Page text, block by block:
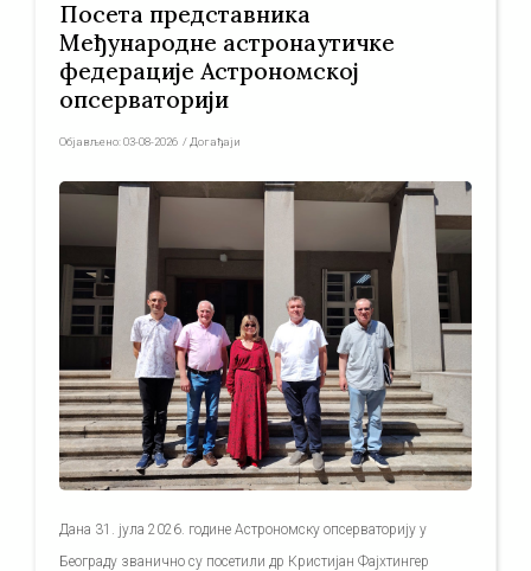
Посета представника
Међународне астронаутичке
федерације Астрономској
опсерваторији
Објављено:03-08-2026 / Догађаји
Дана 31. јула 2026. године Астрономску опсерваторију у
Београду званично су посетили др Кристијан Фајхтингер